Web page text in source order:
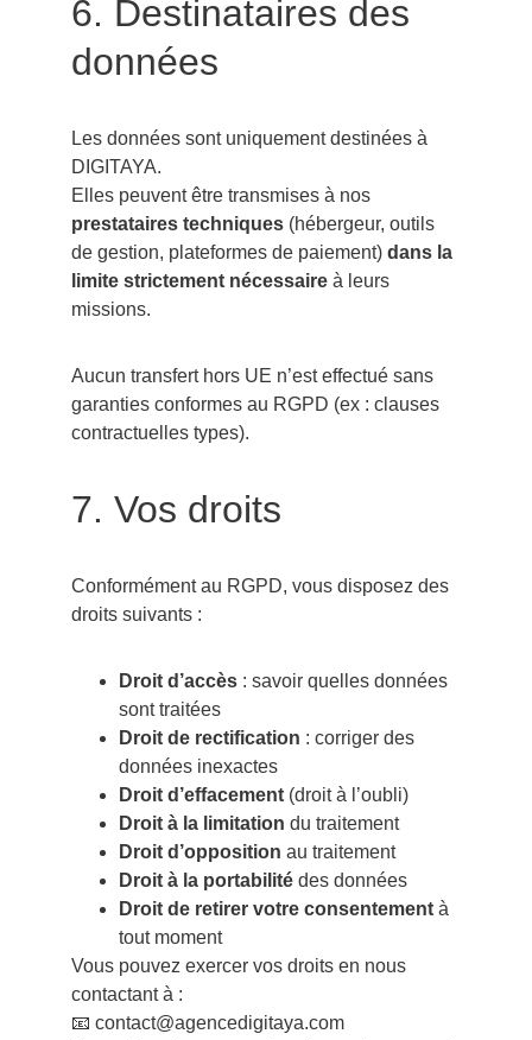
6. Destinataires des
données
Les données sont uniquement destinées à
DIGITAYA.
Elles peuvent être transmises à nos
prestataires techniques (hébergeur, outils
de gestion, plateformes de paiement) dans la
limite strictement nécessaire à leurs
missions.
Aucun transfert hors UE n’est effectué sans
garanties conformes au RGPD (ex : clauses
contractuelles types).
7. Vos droits
Conformément au RGPD, vous disposez des
droits suivants :
Droit d’accès : savoir quelles données
sont traitées
Droit de rectification : corriger des
données inexactes
Droit d’effacement (droit à l’oubli)
Droit à la limitation du traitement
Droit d’opposition au traitement
Droit à la portabilité des données
Droit de retirer votre consentement à
tout moment
Vous pouvez exercer vos droits en nous
contactant à :
📧 contact@agencedigitaya.com